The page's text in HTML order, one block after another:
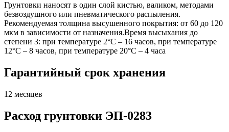
Грунтовки наносят в один слой кистью, валиком, методами
безвоздушного или пневматического распыления.
Рекомендуемая толщина высушенного покрытия: от 60 до 120
мкм в зависимости от назначения.Время высыхания до
степени 3: при температуре 2°С – 16 часов, при температуре
12°С – 8 часов, при температуре 20°С – 4 часа
Гарантийный срок хранения
12 месяцев
Расход грунтовки ЭП-0283